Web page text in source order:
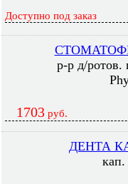
Доступно под заказ
р-р д/
1703 руб.
ДЕНТА